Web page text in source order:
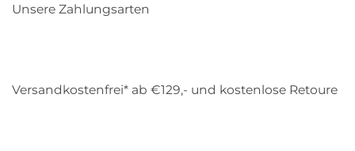
Unsere Zahlungsarten
Versandkostenfrei* ab €129,- und kostenlose Retoure